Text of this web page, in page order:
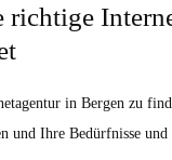
richtige
in Bergen zu
und Ihre Bedürfnisse und